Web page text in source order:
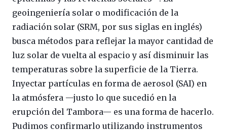
geoingeniería solar o modificación de la
radiación solar (SRM, por sus siglas en inglés)
busca métodos para reflejar la mayor cantidad de
luz solar de vuelta al espacio y así disminuir las
temperaturas sobre la superficie de la Tierra.
Inyectar partículas en forma de aerosol (SAI) en
la atmósfera —justo lo que sucedió en la
erupción del Tambora— es una forma de hacerlo.
Pudimos confirmarlo utilizando instrumentos